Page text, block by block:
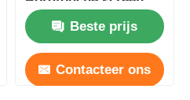
voor het Onderwijs
Beste prijs
Contacteer ons